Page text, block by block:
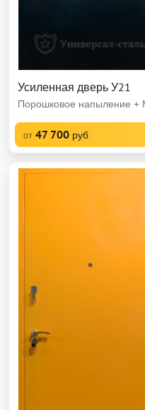
Усиленная дверь У21
Порошковое напыление
от 47 700 руб